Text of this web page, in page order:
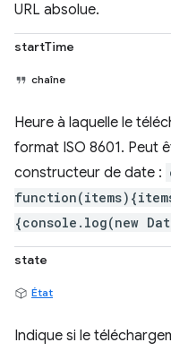
URL absolue.
startTime
chaîne
Heure à laquelle le
format ISO 8601. Peut
constructeur de date :
{console.log(new
state
État
Indique si le